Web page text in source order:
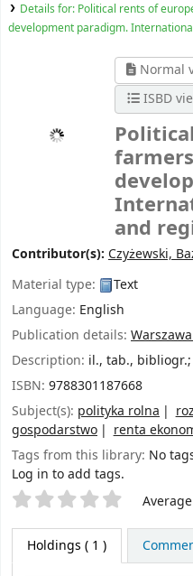
Details for: Political rents of
development paradigm.
Normal
ISBD
and
Contributor(s): Czyżewski,
Material type:
Text
Language: English
Publication details:
Description: il., tab., bibliogr.;
ISBN: 9788301187668
Subject(s): polityka rolna
gospodarstwo
renta
Tags from this library: No
Log in to add tags.
Star ratings
Holdings ( 1 )